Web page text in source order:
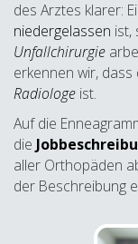
des Arztes klarer:
niedergelassen ist,
Unfallchirurgie
erkennen wir,
Radiologe ist.
Auf die
die
aller Orthopäden
der Beschreibung